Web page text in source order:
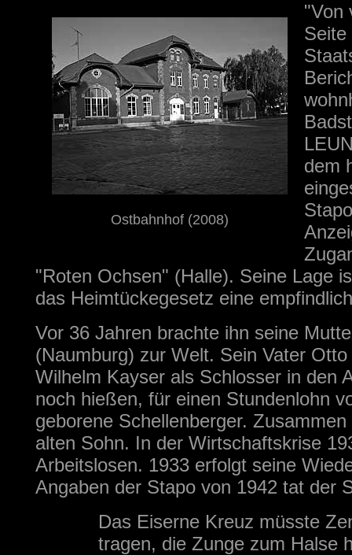
Ostbahnhof (2008)
"Von
Seite
dem
"Roten Ochsen" (Halle). Seine Lage
das Heimtückegesetz eine
Vor 36 Jahren brachte ihn seine
(Naumburg) zur Welt. Sein Vater
Wilhelm Kayser als Schlosser in den
noch hießen, für einen Stundenlohn
geborene Schellenberger.
alten Sohn. In der Wirtschaftskrise
Arbeitslosen. 1933 erfolgt seine
Angaben der Stapo von 1942 tat der
Das Eiserne Kreuz müsste
tragen, die Zunge zum Halse